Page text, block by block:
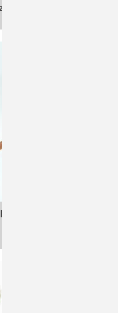
Positionspapier